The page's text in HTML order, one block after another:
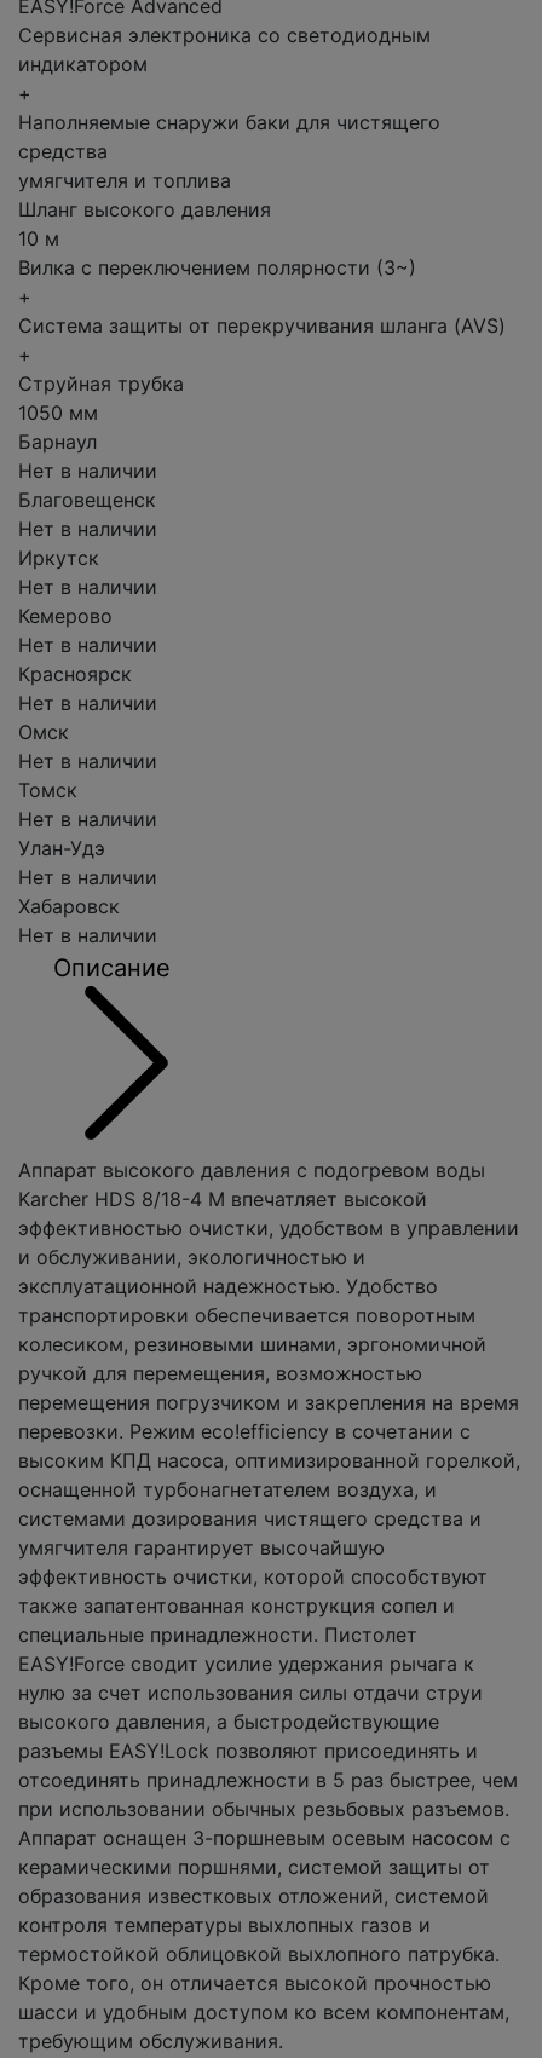
EASY!Force Advanced
Сервисная электроника со светодиодным
индикатором
+
Наполняемые снаружи баки для чистящего
средства
умягчителя и топлива
Шланг высокого давления
10 м
Вилка с переключением полярности (3~)
+
Система защиты от перекручивания шланга (AVS)
+
Струйная трубка
1050 мм
Барнаул
Нет в наличии
Благовещенск
Нет в наличии
Иркутск
Нет в наличии
Кемерово
Нет в наличии
Красноярск
Нет в наличии
Омск
Нет в наличии
Томск
Нет в наличии
Улан-Удэ
Нет в наличии
Хабаровск
Нет в наличии
Описание
Аппарат высокого давления с подогревом воды
Karcher HDS 8/18-4 M впечатляет высокой
эффективностью очистки, удобством в управлении
и обслуживании, экологичностью и
эксплуатационной надежностью. Удобство
транспортировки обеспечивается поворотным
колесиком, резиновыми шинами, эргономичной
ручкой для перемещения, возможностью
перемещения погрузчиком и закрепления на время
перевозки. Режим eco!efficiency в сочетании с
высоким КПД насоса, оптимизированной горелкой,
оснащенной турбонагнетателем воздуха, и
системами дозирования чистящего средства и
умягчителя гарантирует высочайшую
эффективность очистки, которой способствуют
также запатентованная конструкция сопел и
специальные принадлежности. Пистолет
EASY!Force сводит усилие удержания рычага к
нулю за счет использования силы отдачи струи
высокого давления, а быстродействующие
разъемы EASY!Lock позволяют присоединять и
отсоединять принадлежности в 5 раз быстрее, чем
при использовании обычных резьбовых разъемов.
Аппарат оснащен 3-поршневым осевым насосом с
керамическими поршнями, системой защиты от
образования известковых отложений, системой
контроля температуры выхлопных газов и
термостойкой облицовкой выхлопного патрубка.
Кроме того, он отличается высокой прочностью
шасси и удобным доступом ко всем компонентам,
требующим обслуживания.